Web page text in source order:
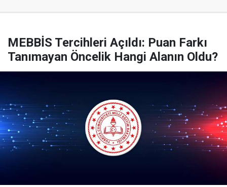
MEBBİS Tercihleri Açıldı: Puan Farkı
Tanımayan Öncelik Hangi Alanın Oldu?